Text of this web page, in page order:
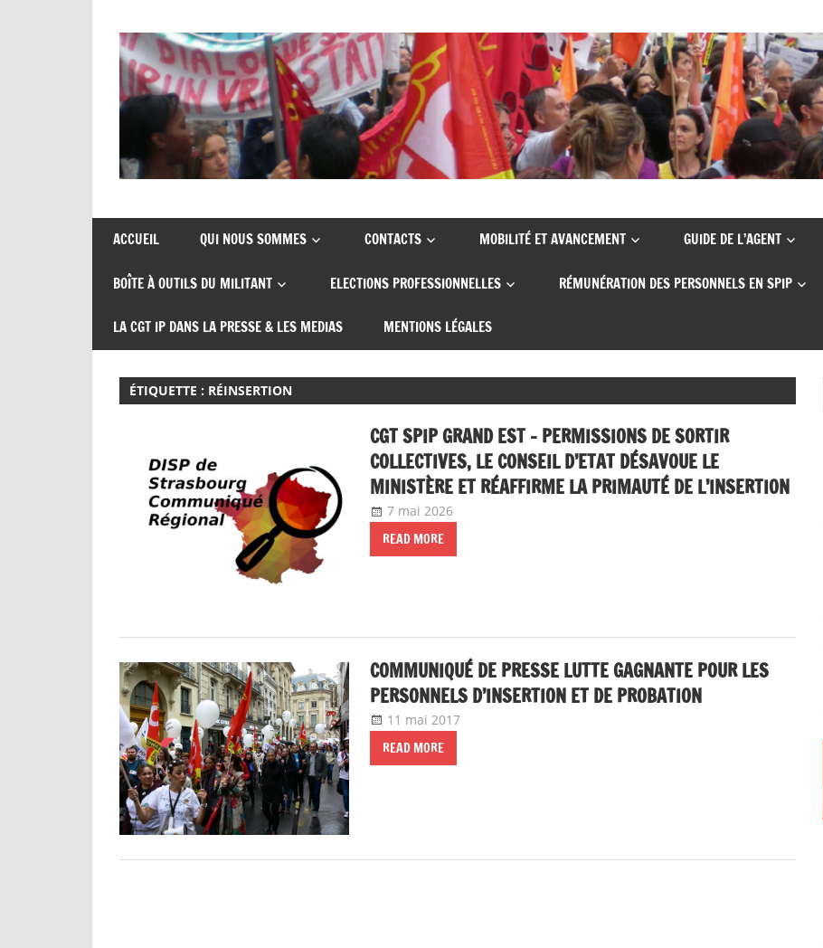
content
CGT
insertion
probation
de
syndicats
insertion
ACCUEIL QUI NOUS SOMMES CONTACTS MOBILITÉ ET AVANCEMENT GUIDE DE L’AGENT
BOÎTE À OUTILS DU MILITANT ELECTIONS PROFESSIONNELLES RÉMUNÉRATION DES PERSONNELS EN SPIP
LA CGT IP DANS LA PRESSE & LES MEDIAS MENTIONS LÉGALES
ÉTIQUETTE : RÉINSERTION
CGT SPIP GRAND EST – PERMISSIONS DE SORTIR
COLLECTIVES, LE CONSEIL D’ETAT DÉSAVOUE LE
MINISTÈRE ET RÉAFFIRME LA PRIMAUTÉ DE L’INSERTION
7 mai 2026
READ MORE
COMMUNIQUÉ DE PRESSE LUTTE GAGNANTE POUR LES
PERSONNELS D’INSERTION ET DE PROBATION
11 mai 2017
READ MORE